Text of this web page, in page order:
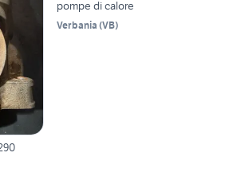
pompe di calore
Verbania (VB)